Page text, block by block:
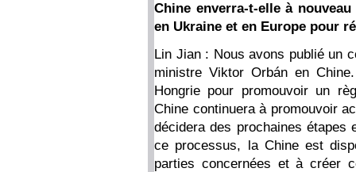
Chine enverra-t-elle à
en Ukraine et en Europe pour
Lin Jian : Nous avons publié un
ministre Viktor Orbán en
Hongrie pour promouvoir un
Chine continuera à promouvoir
décidera des prochaines étapes
ce processus, la Chine est
parties concernées et à créer